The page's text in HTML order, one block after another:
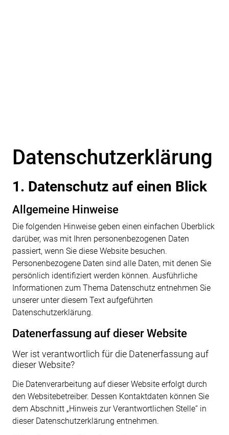
Datenschutz­erklärung
1. Datenschutz auf einen Blick
Allgemeine Hinweise
Die folgenden Hinweise geben einen einfachen Überblick
darüber, was mit Ihren personenbezogenen Daten
passiert, wenn Sie diese Website besuchen.
Personenbezogene Daten sind alle Daten, mit denen Sie
persönlich identifiziert werden können. Ausführliche
Informationen zum Thema Datenschutz entnehmen Sie
unserer unter diesem Text aufgeführten
Datenschutzerklärung.
Datenerfassung auf dieser Website
Wer ist verantwortlich für die Datenerfassung auf
dieser Website?
Die Datenverarbeitung auf dieser Website erfolgt durch
den Websitebetreiber. Dessen Kontaktdaten können Sie
dem Abschnitt „Hinweis zur Verantwortlichen Stelle“ in
dieser Datenschutzerklärung entnehmen.